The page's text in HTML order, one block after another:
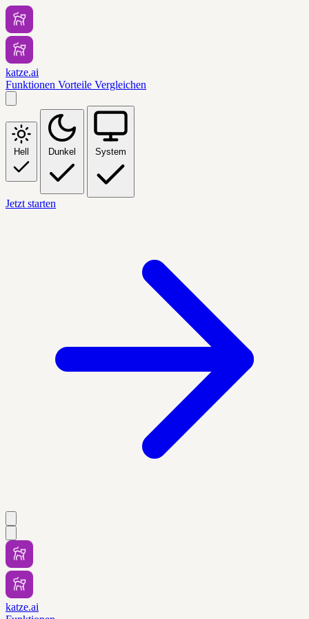
katze.ai
Funktionen Vorteile Vergleichen
Hell Dunkel System
Jetzt starten
katze.ai